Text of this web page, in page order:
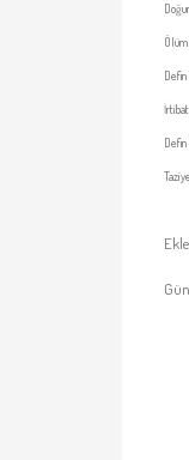
Defin
İrtibat
Defin